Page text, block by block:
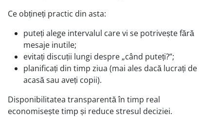
Ce obțineți practic din asta:
puteți alege intervalul care vi se potrivește fără
mesaje inutile;
evitați discuții lungi despre „când puteți?”;
planificați din timp ziua (mai ales dacă lucrați de
acasă sau aveți copii).
Disponibilitatea transparentă în timp real
economisește timp și reduce stresul deciziei.